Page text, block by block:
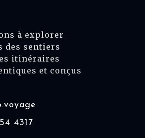
à explorer
des sentiers
itinéraires
et conçus
4317